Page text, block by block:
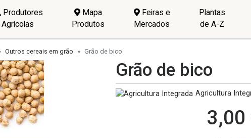
Produtores
Agrícolas
Mapa
Produtos
Feiras e
Mercados
Plantas
de A-Z
Outros cereais em grão Grão de bico
Grão de bico
Agricultura
3,00